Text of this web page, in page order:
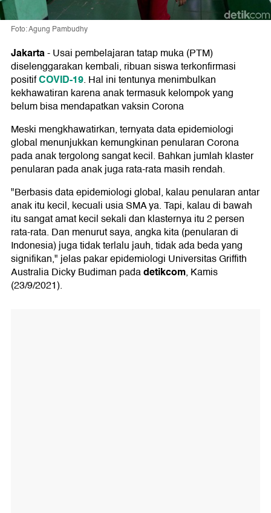
Foto: Agung Pambudhy
Jakarta-Usai pembelajaran tatap muka (PTM)
diselenggarakan kembali, ribuan siswa terkonfirmasi
positifCOVID-19. Hal ini tentunya menimbulkan
kekhawatiran karena anak termasuk kelompok yang
belum bisa mendapatkan vaksin Corona
Meski mengkhawatirkan, ternyata data epidemiologi
global menunjukkan kemungkinan penularan Corona
pada anak tergolong sangat kecil. Bahkan jumlah klaster
penularan pada anak juga rata-rata masih rendah.
"Berbasis data epidemiologi global, kalau penularan antar
anak itu kecil, kecuali usia SMA ya. Tapi, kalau di bawah
itu sangat amat kecil sekali dan klasternya itu 2 persen
rata-rata. Dan menurut saya, angka kita (penularan di
Indonesia) juga tidak terlalu jauh, tidak ada beda yang
signifikan," jelas pakar epidemiologi Universitas Griffith
Australia Dicky Budiman padadetikcom, Kamis
(23/9/2021).